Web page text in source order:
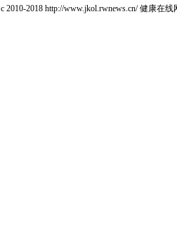
2010-2018 http://www.jkol.rwnews.cn/ 健康